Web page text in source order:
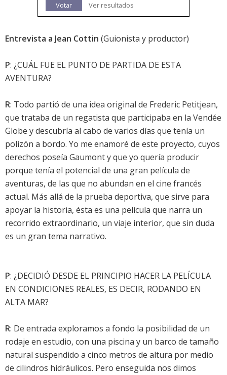
Votar
Ver resultados
Entrevista a Jean Cottin (Guionista y productor)
P: ¿CUÁL FUE EL PUNTO DE PARTIDA DE ESTA
AVENTURA?
R: Todo partió de una idea original de Frederic Petitjean,
que trataba de un regatista que participaba en la Vendée
Globe y descubría al cabo de varios días que tenía un
polizón a bordo. Yo me enamoré de este proyecto, cuyos
derechos poseía Gaumont y que yo quería producir
porque tenía el potencial de una gran película de
aventuras, de las que no abundan en el cine francés
actual. Más allá de la prueba deportiva, que sirve para
apoyar la historia, ésta es una película que narra un
recorrido extraordinario, un viaje interior, que sin duda
es un gran tema narrativo.
P: ¿DECIDIÓ DESDE EL PRINCIPIO HACER LA PELÍCULA
EN CONDICIONES REALES, ES DECIR, RODANDO EN
ALTA MAR?
R: De entrada exploramos a fondo la posibilidad de un
rodaje en estudio, con una piscina y un barco de tamaño
natural suspendido a cinco metros de altura por medio
de cilindros hidráulicos. Pero enseguida nos dimos